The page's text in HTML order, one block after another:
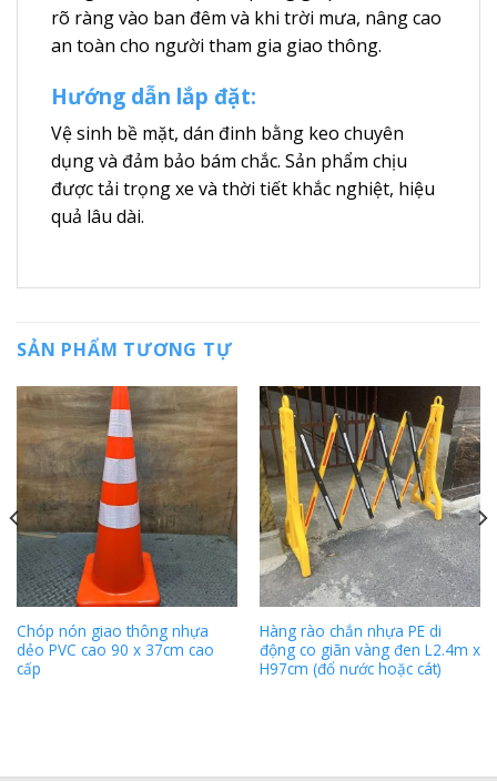
rõ ràng vào ban đêm và khi trời mưa, nâng cao
an toàn cho người tham gia giao thông.
Hướng dẫn lắp đặt:
Vệ sinh bề mặt, dán đinh bằng keo chuyên
dụng và đảm bảo bám chắc. Sản phẩm chịu
được tải trọng xe và thời tiết khắc nghiệt, hiệu
quả lâu dài.
SẢN PHẨM TƯƠNG TỰ
Chóp nón giao thông nhựa
dẻo PVC cao 90 x 37cm cao
cấp
Hàng rào chắn nhựa PE di
động co giãn vàng đen L2.4m x
H97cm (đổ nước hoặc cát)